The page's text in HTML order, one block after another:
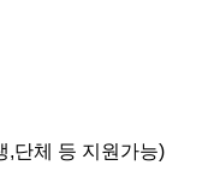
,단체 등 지원가능)